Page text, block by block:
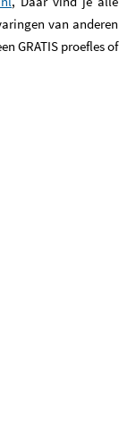
van anderen
GRATIS proefles of